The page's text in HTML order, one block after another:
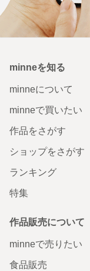
minneを知る
minneについて
minneで買いたい
作品をさがす
ショップをさがす
ランキング
特集
作品販売について
minneで売りたい
食品販売